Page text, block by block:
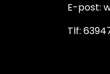
E-post:
Tlf: